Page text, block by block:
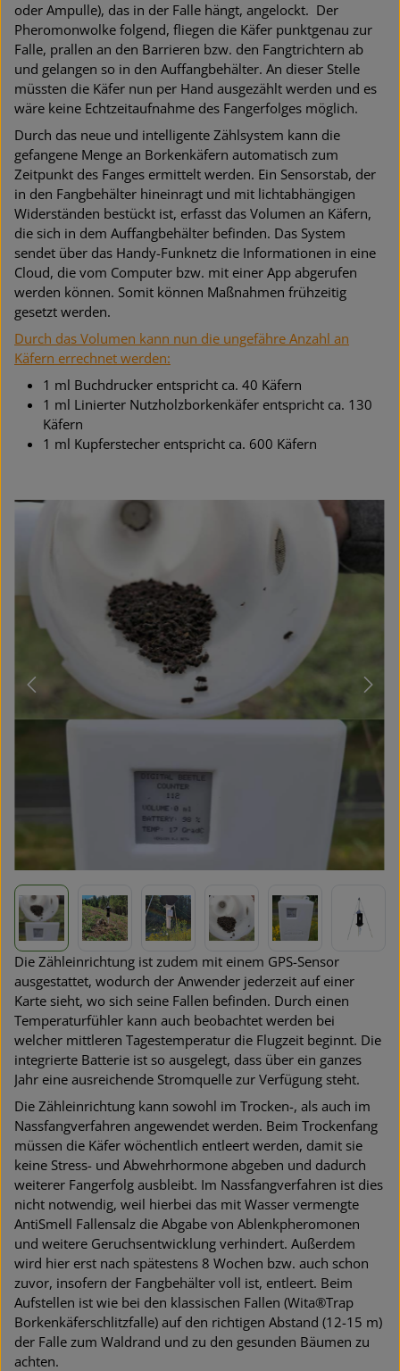
oder Ampulle), das in der Falle hängt, angelockt. Der
Pheromonwolke folgend, fliegen die Käfer punktgenau zur
Falle, prallen an den Barrieren bzw. den Fangtrichtern ab
und gelangen so in den Auffangbehälter. An dieser Stelle
müssten die Käfer nun per Hand ausgezählt werden und es
wäre keine Echtzeitaufnahme des Fangerfolges möglich.
Durch das neue und intelligente Zählsystem kann die
gefangene Menge an Borkenkäfern automatisch zum
Zeitpunkt des Fanges ermittelt werden. Ein Sensorstab, der
in den Fangbehälter hineinragt und mit lichtabhängigen
Widerständen bestückt ist, erfasst das Volumen an Käfern,
die sich in dem Auffangbehälter befinden. Das System
sendet über das Handy-Funknetz die Informationen in eine
Cloud, die vom Computer bzw. mit einer App abgerufen
werden können. Somit können Maßnahmen frühzeitig
gesetzt werden.
Durch das Volumen kann nun die ungefähre Anzahl an
Käfern errechnet werden:
1 ml Buchdrucker entspricht ca. 40 Käfern
1 ml Linierter Nutzholzborkenkäfer entspricht ca. 130
Käfern
1 ml Kupferstecher entspricht ca. 600 Käfern
Bildergalerie überspringen
Die Zähleinrichtung ist zudem mit einem GPS-Sensor
ausgestattet, wodurch der Anwender jederzeit auf einer
Karte sieht, wo sich seine Fallen befinden. Durch einen
Temperaturfühler kann auch beobachtet werden bei
welcher mittleren Tagestemperatur die Flugzeit beginnt. Die
integrierte Batterie ist so ausgelegt, dass über ein ganzes
Jahr eine ausreichende Stromquelle zur Verfügung steht.
Die Zähleinrichtung kann sowohl im Trocken-, als auch im
Nassfangverfahren angewendet werden. Beim Trockenfang
müssen die Käfer wöchentlich entleert werden, damit sie
keine Stress- und Abwehrhormone abgeben und dadurch
weiterer Fangerfolg ausbleibt. Im Nassfangverfahren ist dies
nicht notwendig, weil hierbei das mit Wasser vermengte
AntiSmell Fallensalz die Abgabe von Ablenkpheromonen
und weitere Geruchsentwicklung verhindert. Außerdem
wird hier erst nach spätestens 8 Wochen bzw. auch schon
zuvor, insofern der Fangbehälter voll ist, entleert. Beim
Aufstellen ist wie bei den klassischen Fallen (Wita®Trap
Borkenkäferschlitzfalle) auf den richtigen Abstand (12-15 m)
der Falle zum Waldrand und zu den gesunden Bäumen zu
achten.